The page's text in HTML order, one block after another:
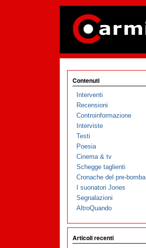
Contenuti
Interventi
Recensioni
Controinformazione
Interviste
Testi
Poesia
Cinema & tv
Schegge taglienti
Cronache del pre-bomba
I suonatori Jones
Segnalazioni
AltroQuando
Articoli recenti